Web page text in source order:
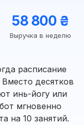
58 800 ₴
Выручка в неделю
расписание
Вместо десятков
инь-йогу или
мгновенно
на 10 занятий.